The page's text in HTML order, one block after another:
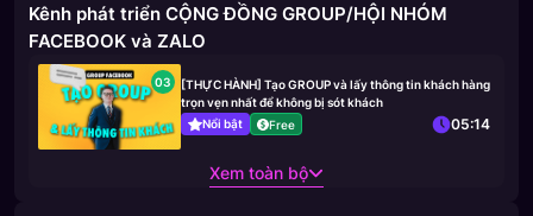
Kênh phát triển CỘNG ĐỒNG GROUP/HỘI NHÓM
FACEBOOK và ZALO
03
[THỰC HÀNH] Tạo GROUP và lấy thông tin khách hàng
trọn vẹn nhất để không bị sót khách
Nổi bật
Free 05:14
Xem toàn bộ